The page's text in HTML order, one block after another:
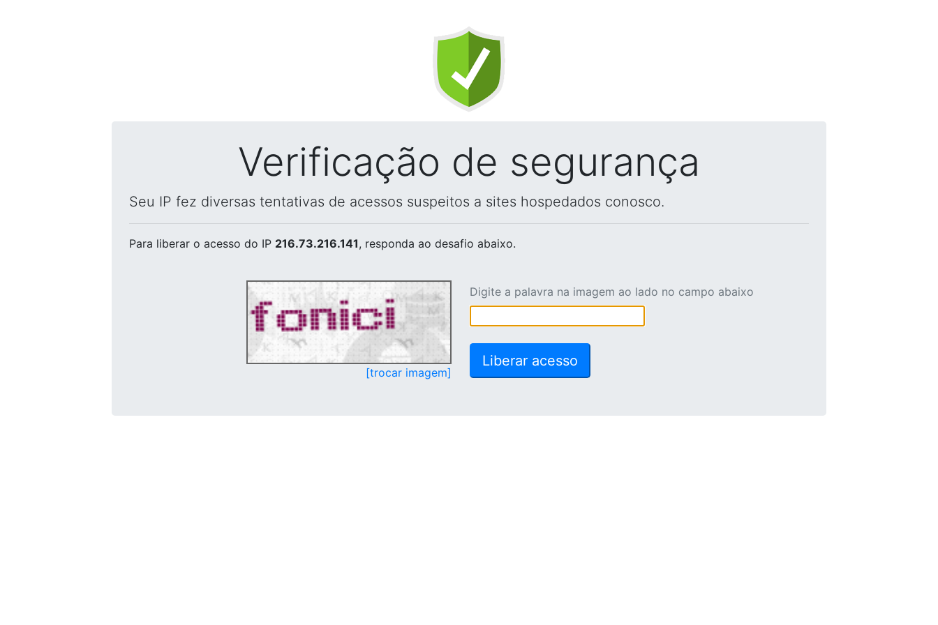
Verificação de segurança
Seu IP fez diversas tentativas de acessos suspeitos a sites hospedados conosco.
Para liberar o acesso do IP 216.73.216.141, responda ao desafio abaixo.
[trocar imagem]
Digite a palavra na imagem ao lado no campo abaixo